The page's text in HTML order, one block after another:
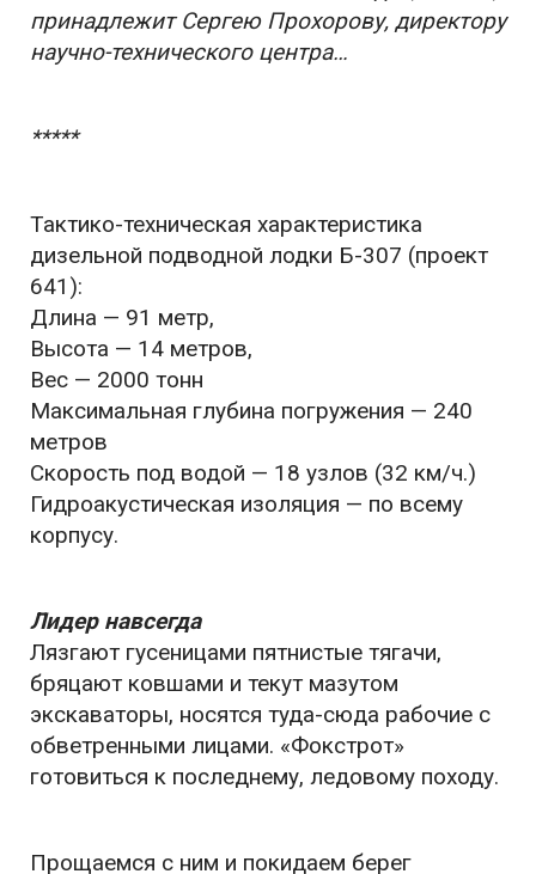
принадлежит Сергею Прохорову, директору
научно-технического центра…
*****
Тактико-техническая характеристика
дизельной подводной лодки Б-307 (проект
641):
Длина — 91 метр,
Высота — 14 метров,
Вес — 2000 тонн
Максимальная глубина погружения — 240
метров
Скорость под водой — 18 узлов (32 км/ч.)
Гидроакустическая изоляция — по всему
корпусу.
Лидер навсегда
Лязгают гусеницами пятнистые тягачи,
бряцают ковшами и текут мазутом
экскаваторы, носятся туда-сюда рабочие с
обветренными лицами. «Фокстрот»
готовиться к последнему, ледовому походу.
Прощаемся с ним и покидаем берег